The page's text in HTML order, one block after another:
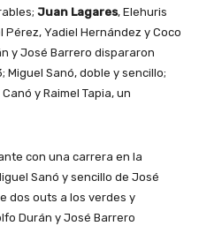
Juan Lagares, Elehuris
Yadiel Hernández y Coco
y José Barrero dispararon
Miguel Sanó, doble y sencillo;
y Raimel Tapia, un
con una carrera en la
Sanó y sencillo de José
dos outs a los verdes y
Durán y José Barrero